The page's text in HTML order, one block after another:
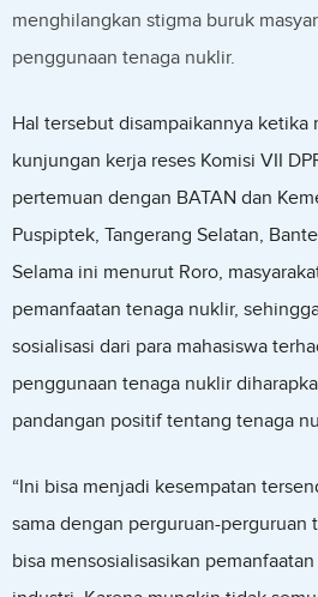
menghilangkan stigma buruk
penggunaan tenaga nuklir.
Hal tersebut disampaikannya
kunjungan kerja reses Komisi VII
pertemuan dengan BATAN dan
Puspiptek, Tangerang Selatan,
Selama ini menurut Roro,
pemanfaatan tenaga nuklir,
sosialisasi dari para mahasiswa
penggunaan tenaga nuklir
pandangan positif tentang tenaga
“Ini bisa menjadi kesempatan
sama dengan perguruan-perguruan
bisa mensosialisasikan